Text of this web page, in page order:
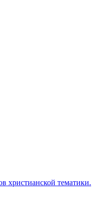
христианской тематики.